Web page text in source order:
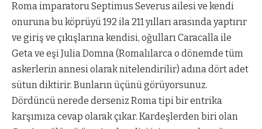
Roma imparatoru Septimus Severus ailesi ve kendi
onuruna bu köprüyü 192 ila 211 yılları arasında yaptırır
ve giriş ve çıkışlarına kendisi, oğulları Caracalla ile
Geta ve eşi Julia Domna (Romalılarca o dönemde tüm
askerlerin annesi olarak nitelendirilir) adına dört adet
sütun diktirir. Bunların üçünü görüyorsunuz.
Dördüncü nerede derseniz Roma tipi bir entrika
karşımıza cevap olarak çıkar. Kardeşlerden biri olan